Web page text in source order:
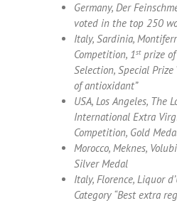
Germany, Der
voted in the top 250
Italy, Sardinia,
Competition, 1stprize
Selection, Special
of antioxidant”
USA, Los Angeles, The
International Extra
Competition, Gold
Morocco, Meknes,
Silver Medal
Italy, Florence, Liquor
Category “Best extra